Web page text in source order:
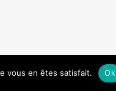
vous en êtes satisfait. Ok